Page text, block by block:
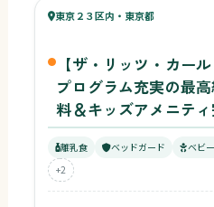
68ベビー
東京２３区内・東京都
【ザ・リッツ・カー
プログラム充実の最
料＆キッズアメニテ
離乳食 ベッドガード ベビ
+2